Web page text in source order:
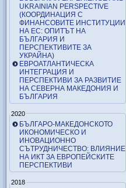
UKRAINIAN PERSPECTIVE
(КООРДИНАЦИЯ С
ФИНАНСОВИТЕ ИНСТИТУЦИИ
НА ЕС: ОПИТЪТ НА
БЪЛГАРИЯ И
ПЕРСПЕКТИВИТЕ ЗА
УКРАЙНА)
ЕВРОАТЛАНТИЧЕСКА
ИНТЕГРАЦИЯ И
ПЕРСПЕКТИВИ ЗА РАЗВИТИЕ
НА СЕВЕРНА МАКЕДОНИЯ И
БЪЛГАРИЯ
2020
БЪЛГАРО-МАКЕДОНСКОТО
ИКОНОМИЧЕСКО И
ИНОВАЦИОННО
СЪТРУДНИЧЕСТВО: ВЛИЯНИЕ
НА ИКТ ЗА ЕВРОПЕЙСКИТЕ
ПЕРСПЕКТИВИ
2018